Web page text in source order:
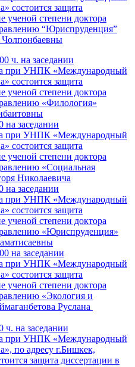
состоится защита
ученой степени доктора
“Юриспруденция”
ч. на заседании
при УНПК «Международный
состоится защита
ученой степени доктора
«Филология»
на заседании
при УНПК «Международный
состоится защита
ученой степени доктора
«Социальная
Николаевича
на заседании
при УНПК «Международный
состоится защита
ученой степени доктора
«Юриспруденция»
на заседании
при УНПК «Международный
состоится защита
ученой степени доктора
«Экология и
Руслана
ч. на заседании
при УНПК «Международный
по адресу г.Бишкек,
защита диссертации в